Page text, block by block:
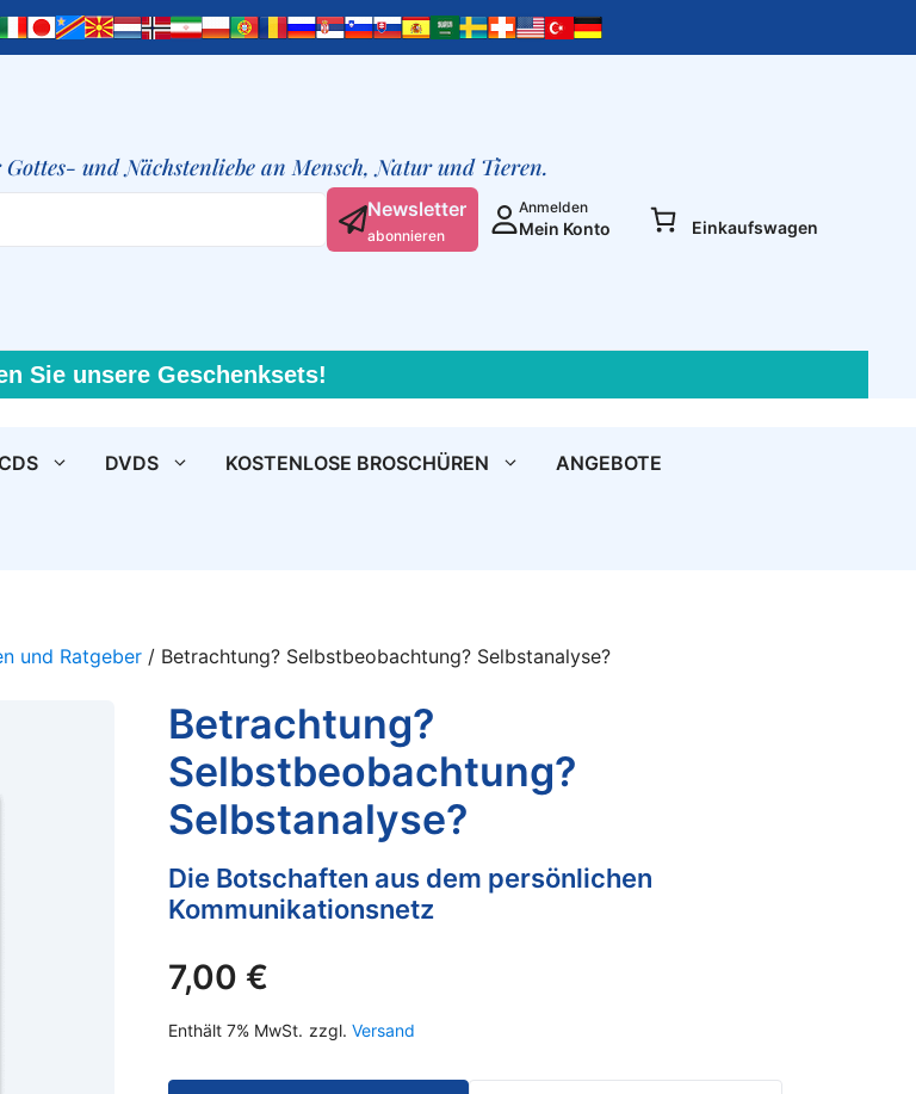
und Nächstenliebe an Mensch, Natur und Tieren.
Newsletter
abonnieren
Anmelden
Mein Konto Einkaufswagen
Sie unsere Geschenksets!
CDS DVDS KOSTENLOSE BROSCHÜREN ANGEBOTE
und Ratgeber / Betrachtung? Selbstbeobachtung? Selbstanalyse?
Betrachtung?
Selbstbeobachtung?
Selbstanalyse?
Die Botschaften aus dem persönlichen
Kommunikationsnetz
7,00 €
Enthält 7% MwSt. zzgl. Versand
Selbstanalyse?
Menge